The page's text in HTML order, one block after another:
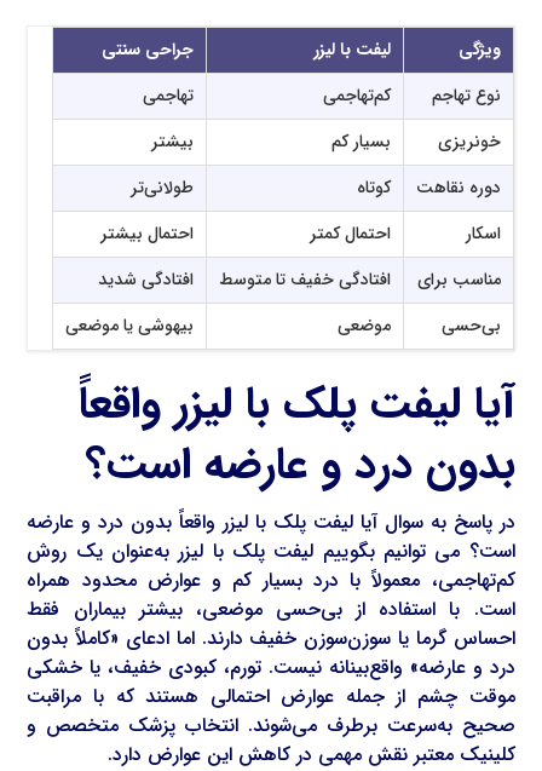
ویژگی لیفت با لیزر
جراحی سنتی
نوع تهاجم
کم‌تهاجمی
تهاجمی
خونریزی
بسیار کم
بیشتر
دوره نقاهت
کوتاه
طولانی‌تر
اسکار
احتمال کمتر
احتمال بیشتر
مناسب برای
افتادگی خفیف تا متوسط
افتادگی شدید
بی‌حسی
موضعی بیهوشی یا موضعی
آیا لیفت پلک با لیزر واقعاً
بدون درد و عارضه است؟
در پاسخ به سوال آیا لیفت پلک با لیزر واقعاً بدون درد و عارضه
است؟ می توانیم بگوییم لیفت پلک با لیزر به‌عنوان یک روش
کم‌تهاجمی، معمولاً با درد بسیار کم و عوارض محدود همراه
است. با استفاده از بی‌حسی موضعی، بیشتر بیماران فقط
احساس گرما یا سوزن‌سوزن خفیف دارند. اما ادعای «کاملاً بدون
درد و عارضه» واقع‌بینانه نیست. تورم، کبودی خفیف، یا خشکی
موقت چشم از جمله عوارض احتمالی هستند که با مراقبت
صحیح به‌سرعت برطرف می‌شوند. انتخاب پزشک متخصص و
کلینیک معتبر نقش مهمی در کاهش این عوارض دارد.